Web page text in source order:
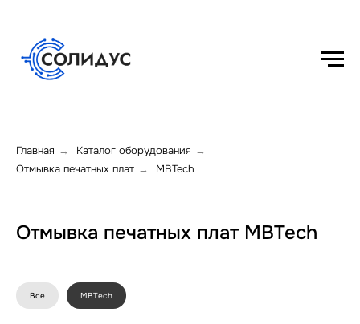
Главная → Каталог оборудования →
Отмывка печатных плат → MBTech
Отмывка печатных плат MBTech
Все MBTech